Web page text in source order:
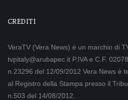
CREDITI
VeraTV (Vera News) è un marchio di
tvpitaly@arubapec.it P.IVA e C.F.
n.23296 del 12/09/2012 Vera News è
al Registro della Stampa presso il
n.503 del 14/08/2012.